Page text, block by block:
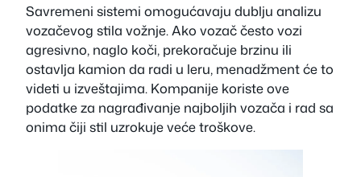
Savremeni sistemi omogućavaju dublju analizu
vozačevog stila vožnje. Ako vozač često vozi
agresivno, naglo koči, prekoračuje brzinu ili
ostavlja kamion da radi u leru, menadžment će to
videti u izveštajima. Kompanije koriste ove
podatke za nagrađivanje najboljih vozača i rad sa
onima čiji stil uzrokuje veće troškove.